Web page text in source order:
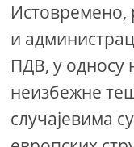
Истовремено,
и
ПДВ, у односу
неизбежне
случајевима